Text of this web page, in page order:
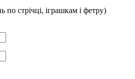
по стрічці, іграшкам і фетру)